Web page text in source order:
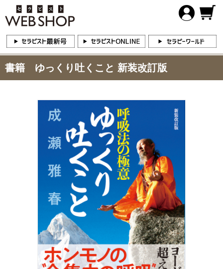
書籍 ゆっくり吐くこと 新装改訂版